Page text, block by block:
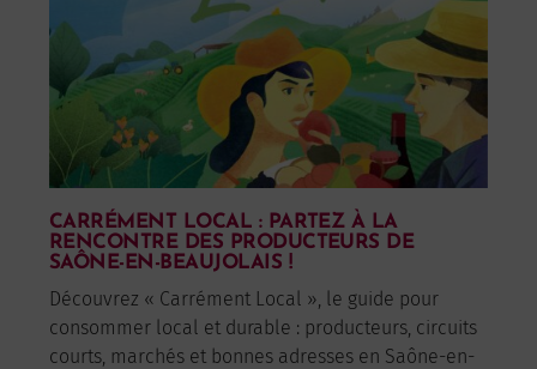
CARRÉMENT LOCAL : PARTEZ À LA
RENCONTRE DES PRODUCTEURS DE
SAÔNE-EN-BEAUJOLAIS !
Découvrez « Carrément Local », le guide pour
consommer local et durable : producteurs, circuits
courts, marchés et bonnes adresses en Saône-en-